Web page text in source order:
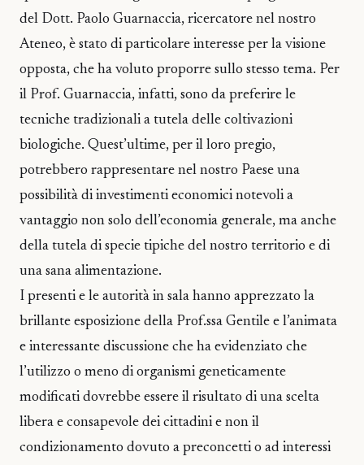
del Dott. Paolo Guarnaccia, ricercatore nel nostro
Ateneo, è stato di particolare interesse per la visione
opposta, che ha voluto proporre sullo stesso tema. Per
il Prof. Guarnaccia, infatti, sono da preferire le
tecniche tradizionali a tutela delle coltivazioni
biologiche. Quest’ultime, per il loro pregio,
potrebbero rappresentare nel nostro Paese una
possibilità di investimenti economici notevoli a
vantaggio non solo dell’economia generale, ma anche
della tutela di specie tipiche del nostro territorio e di
una sana alimentazione.
I presenti e le autorità in sala hanno apprezzato la
brillante esposizione della Prof.ssa Gentile e l’animata
e interessante discussione che ha evidenziato che
l’utilizzo o meno di organismi geneticamente
modificati dovrebbe essere il risultato di una scelta
libera e consapevole dei cittadini e non il
condizionamento dovuto a preconcetti o ad interessi